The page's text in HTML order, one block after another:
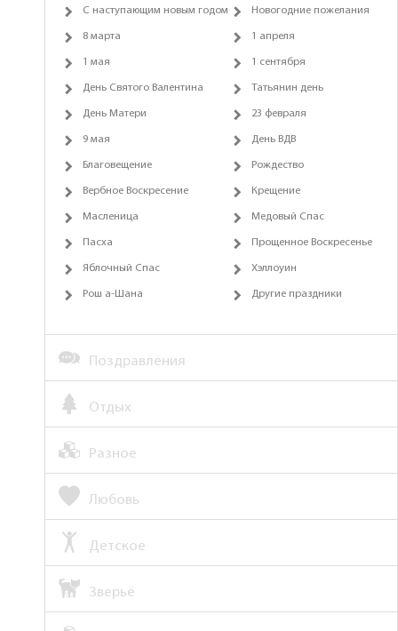
С наступающим новым годом Новогодние пожелания
8 марта 1 апреля
1 мая 1 сентября
День Святого Валентина Татьянин день
День Матери 23 февраля
9 мая День ВДВ
Благовещение Рождество
Вербное Воскресение Крещение
Масленица Медовый Спас
Пасха Прощенное Воскресенье
Яблочный Спас Хэллоуин
Рош а-Шана Другие праздники
Поздравления
Отдых
Разное
Любовь
Детское
Зверьё